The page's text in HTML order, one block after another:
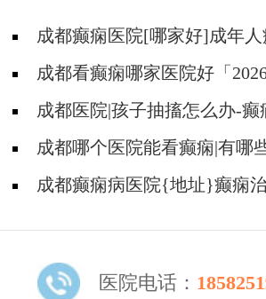
成都癫痫医院[哪家好]成年
做到哪些?
成都看癫痫哪家医院好「
痫是遗传的吗?
成都医院|孩子抽搐怎么办-癫
药?成都哪个医院能看癫痫|有哪
痫?成都癫痫病医院{地址}癫痫
医院电话：